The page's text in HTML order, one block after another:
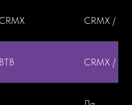
CRMX /
CRMX /